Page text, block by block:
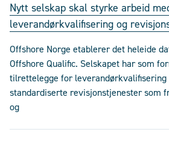
Nytt selskap skal styrke arbeid
leverandørkvalifisering og
Offshore Norge etablerer det heleide
Offshore Qualific. Selskapet har som
tilrettelegge for leverandørkvalifisering
standardiserte revisjonstjenester som
og